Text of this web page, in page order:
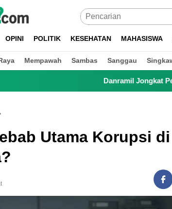
OPINI POLITIK KESEHATAN MAHASISWA
Mempawah Sambas Sanggau
Danramil Jongkat Perjuangkan Jembatan
Utama Korupsi di